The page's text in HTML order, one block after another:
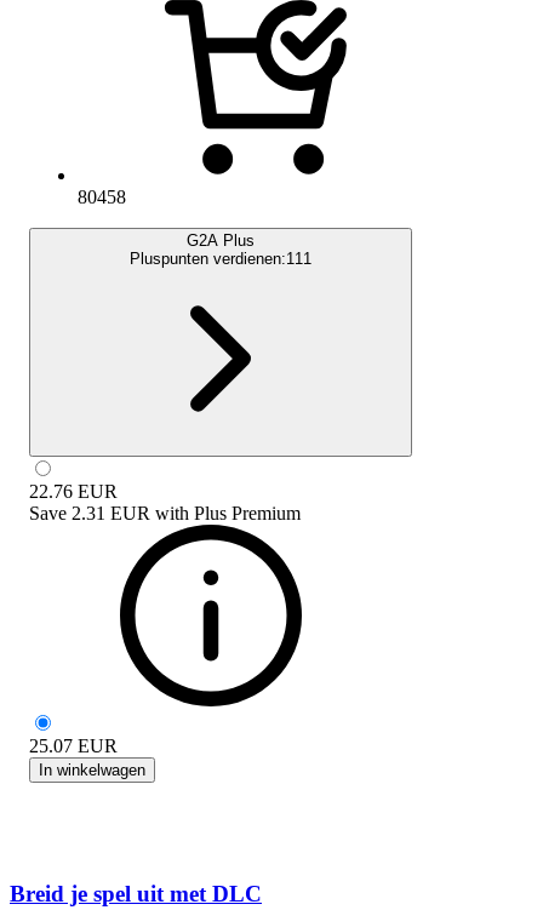
80458
G2A Plus
Pluspunten verdienen:111
22.76 EUR
Save 2.31 EUR with Plus Premium
25.07 EUR
In winkelwagen
Breid je spel uit met DLC